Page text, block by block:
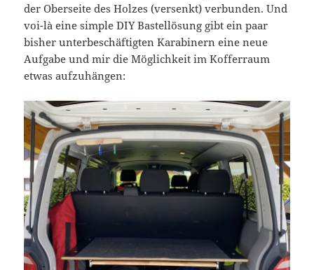
der Oberseite des Holzes (versenkt) verbunden. Und
voi-là eine simple DIY Bastellösung gibt ein paar
bisher unterbeschäftigten Karabinern eine neue
Aufgabe und mir die Möglichkeit im Kofferraum
etwas aufzuhängen: